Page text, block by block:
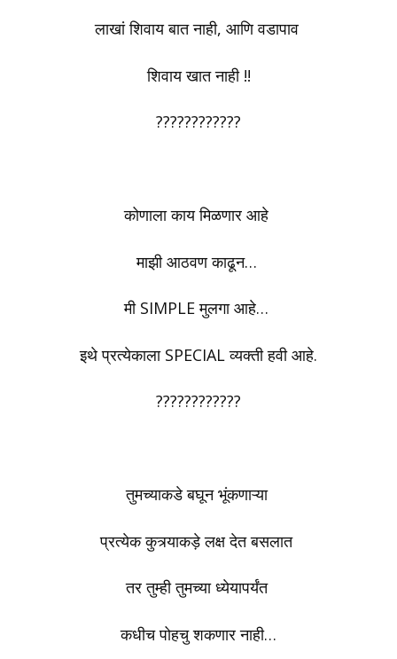
लाखां शिवाय बात नाही, आणि वडापाव
शिवाय खात नाही !!
????????????
कोणाला काय मिळणार आहे
माझी आठवण काढून…
मी SIMPLE मुलगा आहे…
इथे प्रत्येकाला SPECIAL व्यक्ती हवी आहे.
????????????
तुमच्याकडे बघून भूंकणाऱ्या
प्रत्येक कुत्र्याकड़े लक्ष देत बसलात
तर तुम्ही तुमच्या ध्येयापर्यंत
कधीच पोहचु शकणार नाही…